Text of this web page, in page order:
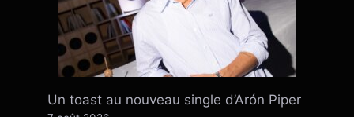
Un toast au nouveau single d’Arón Piper